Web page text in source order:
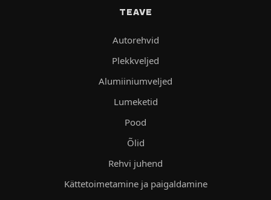
TEAVE
Autorehvid
Plekkveljed
Alumiiniumveljed
Lumeketid
Pood
Õlid
Rehvi juhend
Kättetoimetamine ja paigaldamine